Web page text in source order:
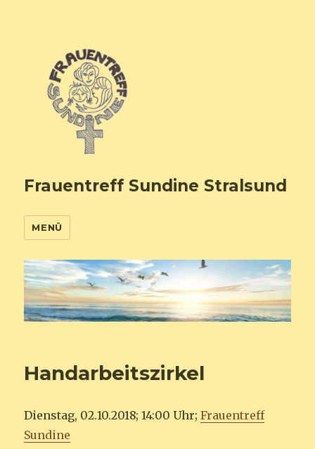
Frauentreff Sundine Stralsund
MENÜ
Handarbeitszirkel
Dienstag, 02.10.2018; 14:00 Uhr;Frauentreff
Sundine